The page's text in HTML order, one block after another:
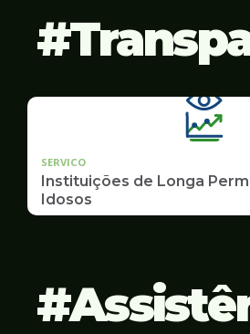
SERVICO
Instituições de Longa
Idosos